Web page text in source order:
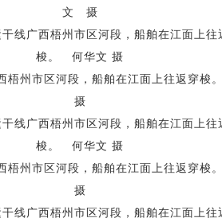
文 摄
梧州市区河段，船舶在江面上往返穿
摄
梧州市区河段，船舶在江面上往返穿
摄